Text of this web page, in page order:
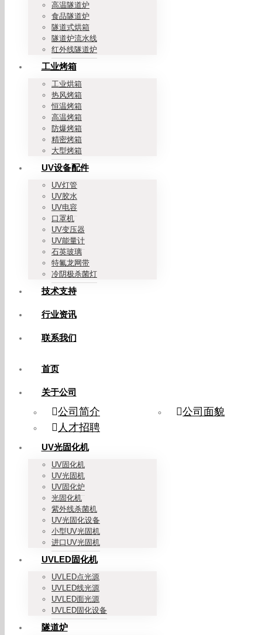
高温隧道炉
食品隧道炉
隧道式烘箱
隧道炉流水线
红外线隧道炉
工业烤箱
工业烘箱
热风烤箱
恒温烤箱
高温烤箱
防爆烤箱
精密烤箱
大型烤箱
UV设备配件
UV灯管
UV胶水
UV电容
口罩机
UV变压器
UV能量计
石英玻璃
特氟龙网带
冷阴极杀菌灯
技术支持
行业资讯
联系我们
首页
关于公司
公司简介
公司面貌
人才招聘
UV光固化机
UV固化机
UV光固机
UV固化炉
光固化机
紫外线杀菌机
UV光固化设备
小型UV光固机
进口UV光固机
UVLED固化机
UVLED点光源
UVLED线光源
UVLED面光源
UVLED固化设备
隧道炉